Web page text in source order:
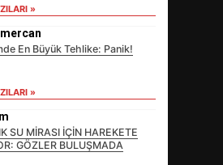
»
mercan
En Büyük Tehlike: Panik!
»
SU MİRASI İÇİN HAREKETE
GÖZLER BULUŞMADA
KRİTİK ATAMA:
NE